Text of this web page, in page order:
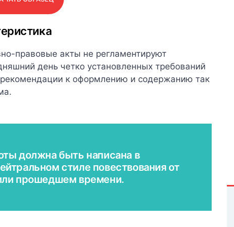
правовые акты не регламентируют
день четко установленных требований
к оформлению и содержанию так
должна быть написана в
стиле повествования от
прошедшем времени.